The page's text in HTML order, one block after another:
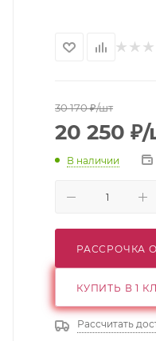
30 170₽/шт
20 250 ₽/
В наличии
РАССРОЧКА
КУПИТЬ В 1
Рассчитать